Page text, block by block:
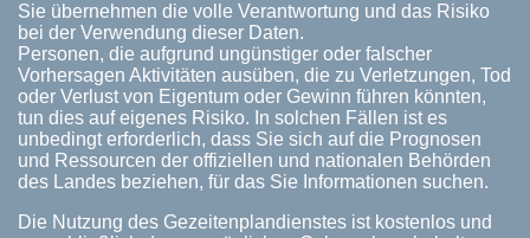
Sie übernehmen die volle Verantwortung und das Risiko
bei der Verwendung dieser Daten.
Personen, die aufgrund ungünstiger oder falscher
Vorhersagen Aktivitäten ausüben, die zu Verletzungen, Tod
oder Verlust von Eigentum oder Gewinn führen könnten,
tun dies auf eigenes Risiko. In solchen Fällen ist es
unbedingt erforderlich, dass Sie sich auf die Prognosen
und Ressourcen der offiziellen und nationalen Behörden
des Landes beziehen, für das Sie Informationen suchen.
Die Nutzung des Gezeitenplandienstes ist kostenlos und